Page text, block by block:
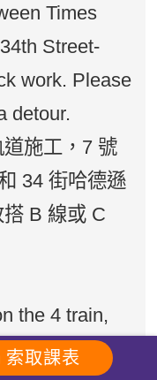
Times
Street-
work. Please
detour.
施工，7 號
34 街哈德遜
B 線或 C
the 4 train,
local. Please
索取課表